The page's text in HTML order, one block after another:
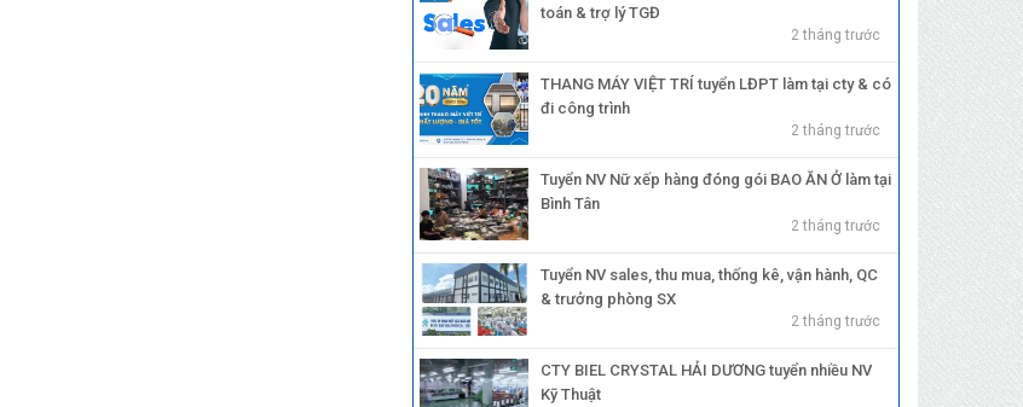
toán & trợ lý TGĐ
2 tháng trước
THANG MÁY VIỆT TRÍ tuyển LĐPT làm tại cty & có
đi công trình
2 tháng trước
Tuyển NV Nữ xếp hàng đóng gói BAO ĂN Ở làm tại
Bình Tân
2 tháng trước
Tuyển NV sales, thu mua, thống kê, vận hành, QC
& trưởng phòng SX
2 tháng trước
CTY BIEL CRYSTAL HẢI DƯƠNG tuyển nhiều NV
Kỹ Thuật